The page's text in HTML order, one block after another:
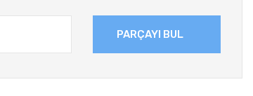
PARÇAYI BUL